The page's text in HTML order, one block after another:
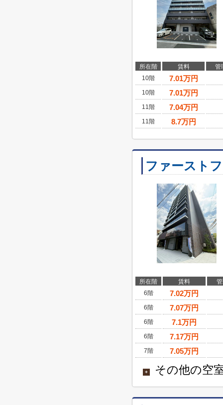
所在階 賃料
管
10階
7.01万円
10階 7.01万円
11階 7.04万円
11階 8.7万円
ファースト
所在階 賃料
6階
7.02万円
6階 7.07万円
6階 7.1万円
6階 7.17万円
7階 7.05万円
+ その他の空